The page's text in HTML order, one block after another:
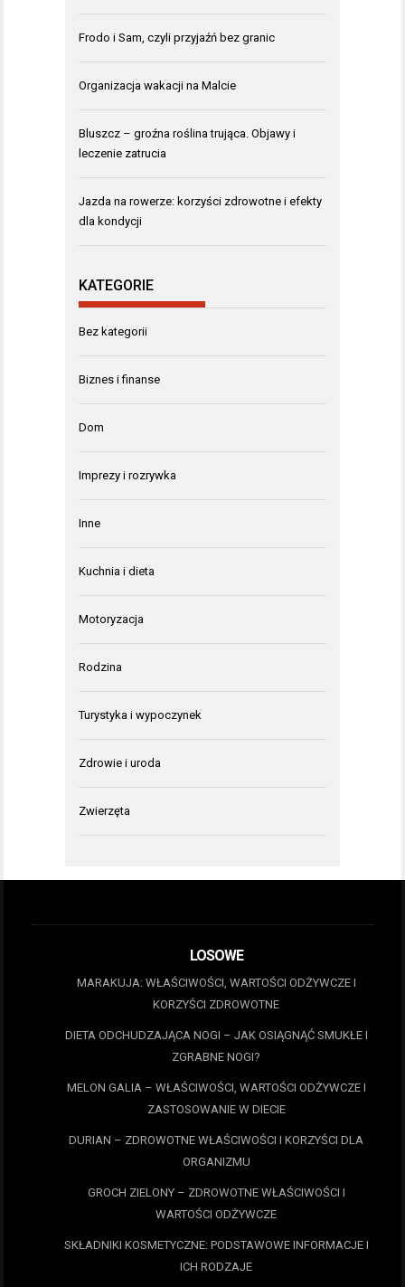
Frodo i Sam, czyli przyjaźń bez granic
Organizacja wakacji na Malcie
Bluszcz – groźna roślina trująca. Objawy i
leczenie zatrucia
Jazda na rowerze: korzyści zdrowotne i efekty
dla kondycji
KATEGORIE
Bez kategorii
Biznes i finanse
Dom
Imprezy i rozrywka
Inne
Kuchnia i dieta
Motoryzacja
Rodzina
Turystyka i wypoczynek
Zdrowie i uroda
Zwierzęta
LOSOWE
MARAKUJA: WŁAŚCIWOŚCI, WARTOŚCI ODŻYWCZE I
KORZYŚCI ZDROWOTNE
DIETA ODCHUDZAJĄCA NOGI – JAK OSIĄGNĄĆ SMUKŁE I
ZGRABNE NOGI?
MELON GALIA – WŁAŚCIWOŚCI, WARTOŚCI ODŻYWCZE I
ZASTOSOWANIE W DIECIE
DURIAN – ZDROWOTNE WŁAŚCIWOŚCI I KORZYŚCI DLA
ORGANIZMU
GROCH ZIELONY – ZDROWOTNE WŁAŚCIWOŚCI I
WARTOŚCI ODŻYWCZE
SKŁADNIKI KOSMETYCZNE: PODSTAWOWE INFORMACJE I
ICH RODZAJE